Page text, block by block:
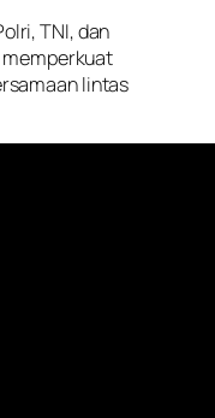
TNI, dan
lintas